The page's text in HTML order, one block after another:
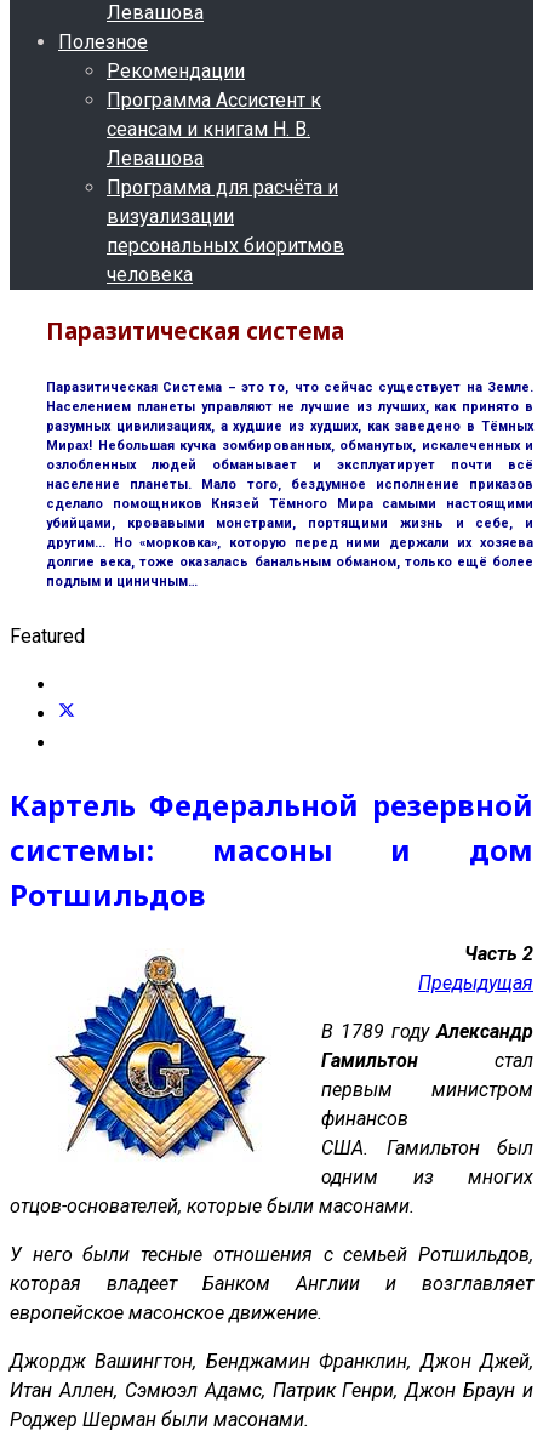
Левашова
Полезное
Рекомендации
Программа Ассистент к
сеансам и книгам Н. В.
Левашова
Программа для расчёта и
визуализации
персональных биоритмов
человека
Паразитическая система
Паразитическая Система – это то, что сейчас существует на Земле.
Населением планеты управляют не лучшие из лучших, как принято в
разумных цивилизациях, а худшие из худших, как заведено в Тёмных
Мирах! Небольшая кучка зомбированных, обманутых, искалеченных и
озлобленных людей обманывает и эксплуатирует почти всё
население планеты. Мало того, бездумное исполнение приказов
сделало помощников Князей Тёмного Мира самыми настоящими
убийцами, кровавыми монстрами, портящими жизнь и себе, и
другим... Но «морковка», которую перед ними держали их хозяева
долгие века, тоже оказалась банальным обманом, только ещё более
подлым и циничным…
Featured
Картель Федеральной резервной
системы: масоны и дом
Ротшильдов
Часть 2
Предыдущая
В 1789 годуАлександр
Гамильтон стал
первым министром
финансов
США. Гамильтон был
одним из многих
отцов-основателей, которые были масонами.
У него были тесные отношения с семьей Ротшильдов,
которая владеет Банком Англии и возглавляет
европейское масонское движение.
Джордж Вашингтон, Бенджамин Франклин, Джон Джей,
Итан Аллен, Сэмюэл Адамс, Патрик Генри, Джон Браун и
Роджер Шерман были масонами.